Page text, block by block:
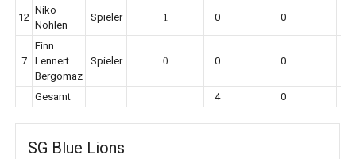
12
Niko
Nohlen
Spieler 1 0 0
7
Finn
Lennert
Bergomaz
Spieler 0 0 0
Gesamt 4 0
SG Blue Lions